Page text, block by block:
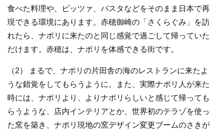
食べた料理や、ピッツァ、パスタなどをそのまま日本で再
現できる環境にあります。赤穂御崎の「さくらぐみ」を訪
れたら、ナポリに来たのと同じ感覚で過ごして帰っていた
だけます。赤穂は、ナポリを体感できる街です。
（2） まるで、ナポリの片田舎の海のレストランに来たよ
うな錯覚をしてもらうように。また、実際ナポリ人が来た
時には、ナポリより、よりナポリらしいと感じて帰っても
らうような、店内インテリアとか、世界初のテラゾを使っ
た窯を築き、ナポリ現地の窯デザイン変更ブームのさきが